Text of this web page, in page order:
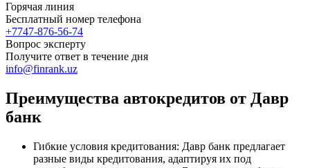
Горячая линия
Бесплатный номер телефона
+7747-876-56-74
Вопрос эксперту
Получите ответ в течение дня
info@finrank.uz
Преимущества автокредитов от Давр
банк
Гибкие условия кредитования: Давр банк предлагает
разные виды кредитования, адаптируя их под